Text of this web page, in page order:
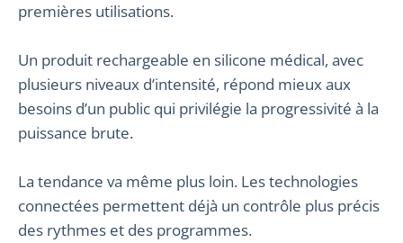
premières utilisations.
Un produit rechargeable en silicone médical, avec
plusieurs niveaux d’intensité, répond mieux aux
besoins d’un public qui privilégie la progressivité à la
puissance brute.
La tendance va même plus loin. Les technologies
connectées permettent déjà un contrôle plus précis
des rythmes et des programmes.